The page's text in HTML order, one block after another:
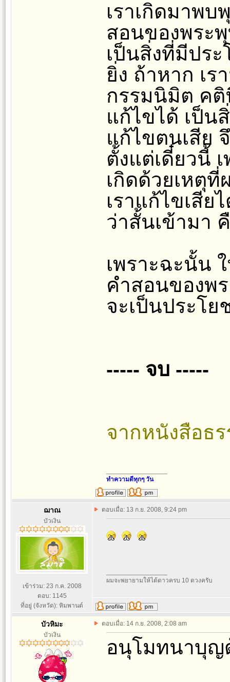
เราเกิดมาพ
สอนของพระ
เป็นสิ่งที่มีปร
ยิ่ง ถ้าหาก เร
กรรมนิมิต ค
แก้ไขได้ เป็น
แก้ไขตนเสีย
ตั้งแต่เดี๋ยวนี้
เกิดด้วยเหตุที่
เราแก้ไขเสีย
ว่าสั้นเข้ามา
เพราะฉะนั้น
คำสอนของพ
จะเป็นประโ
----- จบ -----
จากหนังสือธ
ทำความดีทุกๆ วัน
ฌาณ
บัวเงิน
เข้าร่วม: 23 ก.ค. 2008
ตอบ: 1145
ที่อยู่ (จังหวัด): หิมพานต์
ตอบเมื่อ: 13 ก.ย. 2008, 9:24 pm
ผมจะพยายามให้ได้ดาวครบ 10 ดวงครับ
บัวหิมะ
บัวเงิน
ตอบเมื่อ: 14 ก.ย. 2008, 2:08 am
อนุโมทนาบุญ